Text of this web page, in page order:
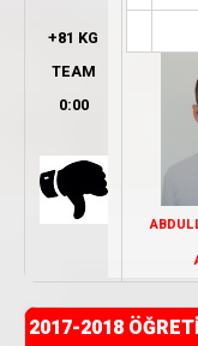
+81 KG
TEAM
0:00
2017-2018